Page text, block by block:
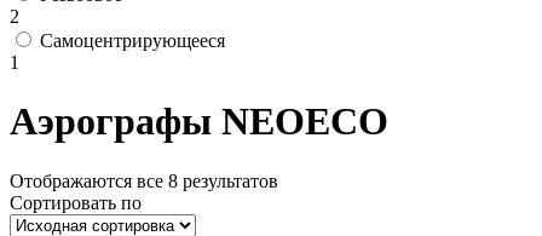
2
Самоцентрирующееся
1
Аэрографы NEOECO
Отображаются все 8 результатов
Сортировать по